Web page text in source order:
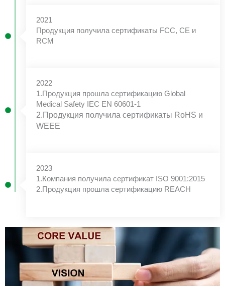
2021
Продукция получила сертификаты FCC, CE и
RCM
2022
1.Продукция прошла сертификацию Global
Medical Safety IEC EN 60601-1
2.Продукция получила сертификаты RoHS и
WEEE
2023
1.Компания получила сертификат ISO 9001:2015
2.Продукция прошла сертификацию REACH